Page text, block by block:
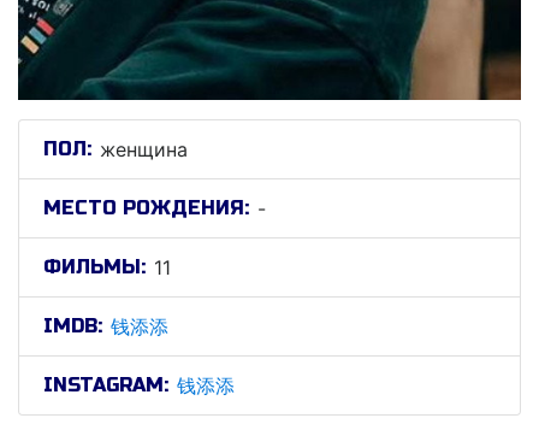
ПОЛ: женщина
МЕСТО РОЖДЕНИЯ: -
ФИЛЬМЫ: 11
IMDB: 钱添添
INSTAGRAM: 钱添添